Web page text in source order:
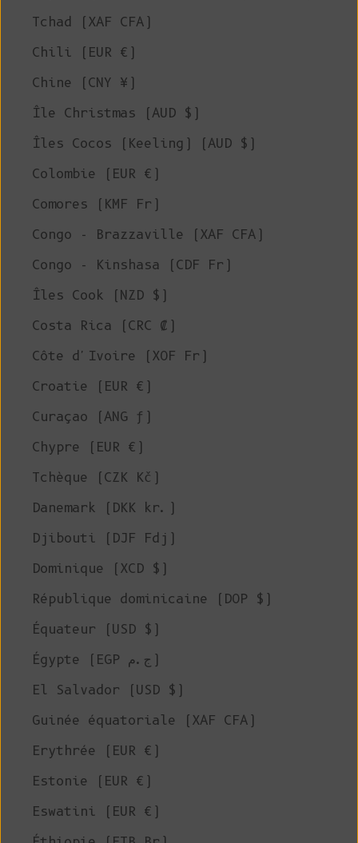
Tchad (XAF CFA)
Chili (EUR €)
Chine (CNY ¥)
Île Christmas (AUD $)
Îles Cocos (Keeling) (AUD $)
Colombie (EUR €)
Comores (KMF Fr)
Congo - Brazzaville (XAF CFA)
Congo - Kinshasa (CDF Fr)
Îles Cook (NZD $)
Costa Rica (CRC ₡)
Côte d'Ivoire (XOF Fr)
Croatie (EUR €)
Curaçao (ANG ƒ)
Chypre (EUR €)
Tchèque (CZK Kč)
Danemark (DKK kr.)
Djibouti (DJF Fdj)
Dominique (XCD $)
République dominicaine (DOP $)
Équateur (USD $)
Égypte (EGP ج.م)
El Salvador (USD $)
Guinée équatoriale (XAF CFA)
Erythrée (EUR €)
Estonie (EUR €)
Eswatini (EUR €)